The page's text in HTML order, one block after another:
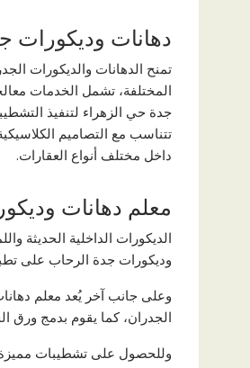
دهانات وديكورات
تمنح الدهانات والديكورات
المختلفة، تشمل الخدمات
جدة حي الزهراء لتنفيذ
تتناسب مع التصاميم
داخل مختلف أنواع العقارات.
معلم دهانات
الديكورات الداخلية الحديثة
وديكورات جدة الرحاب على
وعلى جانب آخر يُعد معلم
الجدران، كما يقوم بدمج ورق
وللحصول على تشطيبات مميزة